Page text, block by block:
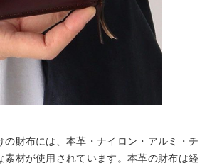
の財布には、本革・ナイロン・アルミ・チ
素材が使用されています。本革の財布は経